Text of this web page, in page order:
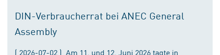
DIN-Verbraucherrat bei ANEC General
Assembly
( 2026-07-02 ) Am 11. und 12. Juni 2026 tagte in